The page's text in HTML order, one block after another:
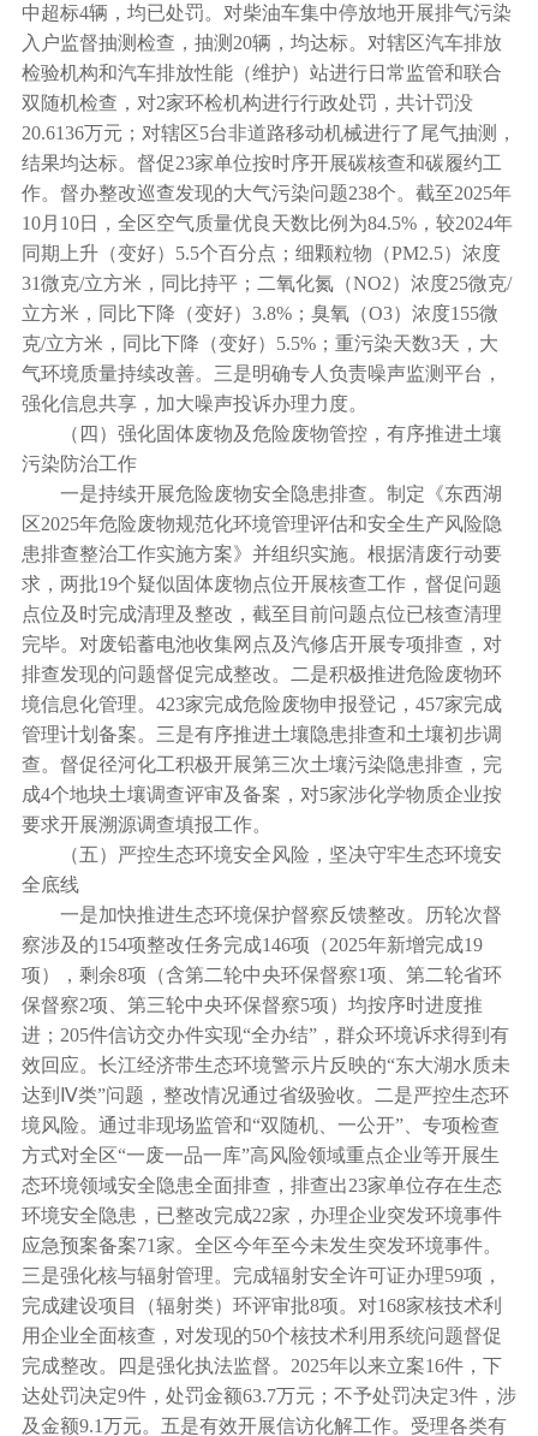
中超标4辆，均已处罚。对柴油车集中停放地开展排气污染
入户监督抽测检查，抽测20辆，均达标。对辖区汽车排放
检验机构和汽车排放性能（维护）站进行日常监管和联合
双随机检查，对2家环检机构进行行政处罚，共计罚没
20.6136万元；对辖区5台非道路移动机械进行了尾气抽测，
结果均达标。督促23家单位按时序开展碳核查和碳履约工
作。督办整改巡查发现的大气污染问题238个。截至2025年
10月10日，全区空气质量优良天数比例为84.5%，较2024年
同期上升（变好）5.5个百分点；细颗粒物（PM2.5）浓度
31微克/立方米，同比持平；二氧化氮（NO2）浓度25微克/
立方米，同比下降（变好）3.8%；臭氧（O3）浓度155微
克/立方米，同比下降（变好）5.5%；重污染天数3天，大
气环境质量持续改善。三是明确专人负责噪声监测平台，
强化信息共享，加大噪声投诉办理力度。
（四）强化固体废物及危险废物管控，有序推进土壤
污染防治工作
一是持续开展危险废物安全隐患排查。制定《东西湖
区2025年危险废物规范化环境管理评估和安全生产风险隐
患排查整治工作实施方案》并组织实施。根据清废行动要
求，两批19个疑似固体废物点位开展核查工作，督促问题
点位及时完成清理及整改，截至目前问题点位已核查清理
完毕。对废铅蓄电池收集网点及汽修店开展专项排查，对
排查发现的问题督促完成整改。二是积极推进危险废物环
境信息化管理。423家完成危险废物申报登记，457家完成
管理计划备案。三是有序推进土壤隐患排查和土壤初步调
查。督促径河化工积极开展第三次土壤污染隐患排查，完
成4个地块土壤调查评审及备案，对5家涉化学物质企业按
要求开展溯源调查填报工作。
（五）严控生态环境安全风险，坚决守牢生态环境安
全底线
一是加快推进生态环境保护督察反馈整改。历轮次督
察涉及的154项整改任务完成146项（2025年新增完成19
项），剩余8项（含第二轮中央环保督察1项、第二轮省环
保督察2项、第三轮中央环保督察5项）均按序时进度推
进；205件信访交办件实现“全办结”，群众环境诉求得到有
效回应。长江经济带生态环境警示片反映的“东大湖水质未
达到Ⅳ类”问题，整改情况通过省级验收。二是严控生态环
境风险。通过非现场监管和“双随机、一公开”、专项检查
方式对全区“一废一品一库”高风险领域重点企业等开展生
态环境领域安全隐患全面排查，排查出23家单位存在生态
环境安全隐患，已整改完成22家，办理企业突发环境事件
应急预案备案71家。全区今年至今未发生突发环境事件。
三是强化核与辐射管理。完成辐射安全许可证办理59项，
完成建设项目（辐射类）环评审批8项。对168家核技术利
用企业全面核查，对发现的50个核技术利用系统问题督促
完成整改。四是强化执法监督。2025年以来立案16件，下
达处罚决定9件，处罚金额63.7万元；不予处罚决定3件，涉
及金额9.1万元。五是有效开展信访化解工作。受理各类有